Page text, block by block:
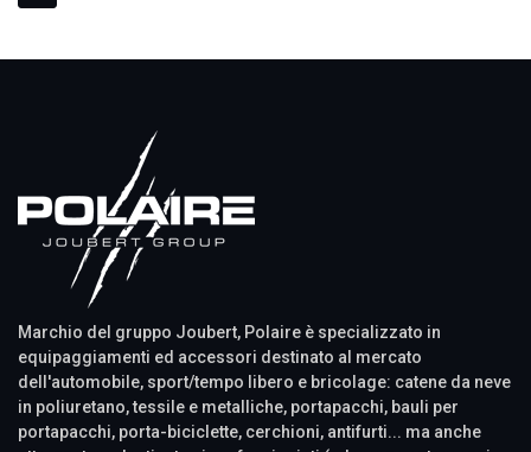
Marchio del gruppo Joubert, Polaire è specializzato in
equipaggiamenti ed accessori destinato al mercato
dell'automobile, sport/tempo libero e bricolage: catene da neve
in poliuretano, tessile e metalliche, portapacchi, bauli per
portapacchi, porta-biciclette, cerchioni, antifurti... ma anche